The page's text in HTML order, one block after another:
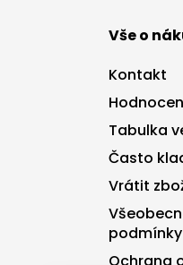
Vše o
Kontakt
Tabulka
Často
Vrátit
podmínky